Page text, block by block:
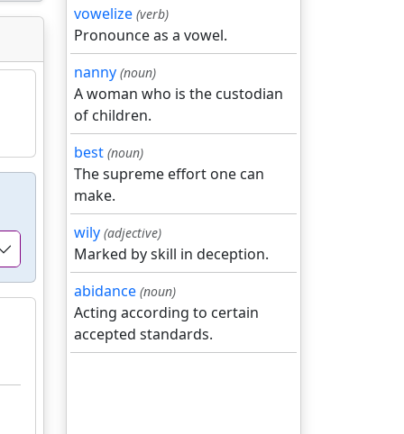
vowelize (verb)
Pronounce as a vowel.
nanny (noun)
A woman who is the custodian
of children.
best (noun)
The supreme effort one can
make.
wily (adjective)
Marked by skill in deception.
abidance (noun)
Acting according to certain
accepted standards.